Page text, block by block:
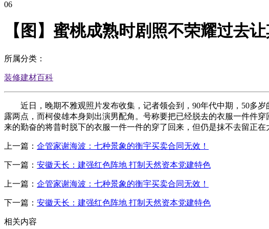
06
【图】蜜桃成熟时剧照不荣耀过去
所属分类：
装修建材百科
近日，晚期不雅观照片发布收集，记者领会到，90年代中期，50多岁
露两点，而柯俊雄本身则出演男配角。号称要把已经脱去的衣服一件件
来的勤奋的将昔时脱下的衣服一件一件的穿了回来，但仍是抹不去留正
上一篇： 企管家谢海波：七种景象的衡宇买卖合同无效！
下一篇： 安徽天长：建强红色阵地 打制天然资本党建特色
上一篇： 企管家谢海波：七种景象的衡宇买卖合同无效！
下一篇： 安徽天长：建强红色阵地 打制天然资本党建特色
相关内容